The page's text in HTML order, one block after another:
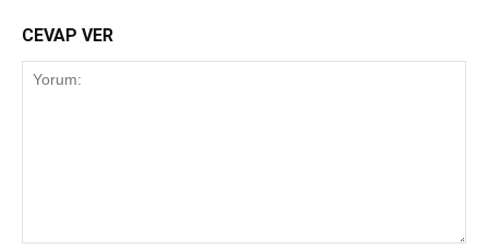
CEVAP VER